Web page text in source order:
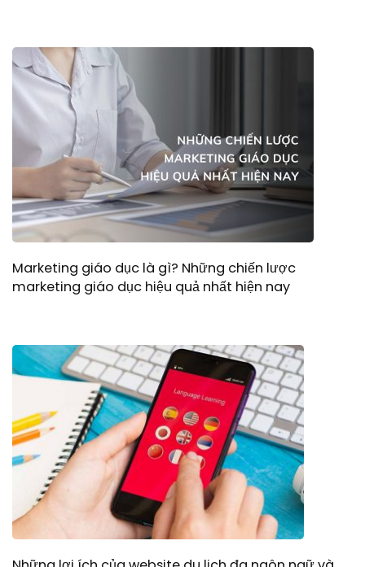
Marketing giáo dục là gì? Những chiến lược
marketing giáo dục hiệu quả nhất hiện nay